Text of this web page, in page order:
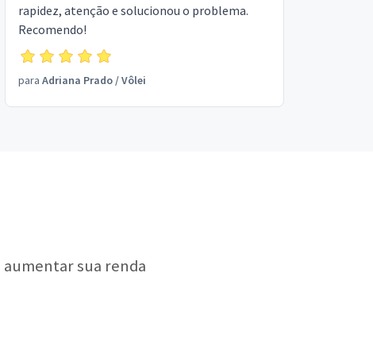
rapidez, atenção e solucionou o problema.
Recomendo!
para Adriana Prado/Vôlei
aumentar sua renda